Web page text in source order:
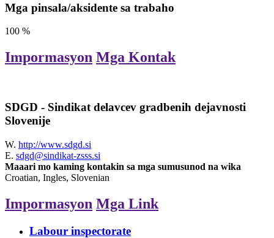
Mga pinsala/aksidente sa trabaho
100 %
Impormasyon Mga Kontak
SDGD - Sindikat delavcev gradbenih dejavnosti
Slovenije
W. http://www.sdgd.si
E. sdgd@sindikat-zsss.si
Maaari mo kaming kontakin sa mga sumusunod na wika
Croatian, Ingles, Slovenian
Impormasyon Mga Link
Labour inspectorate